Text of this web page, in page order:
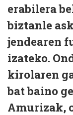
erabilera
biztanle
jendearen
izateko.
kirolaren
bat baino
Amurizak,